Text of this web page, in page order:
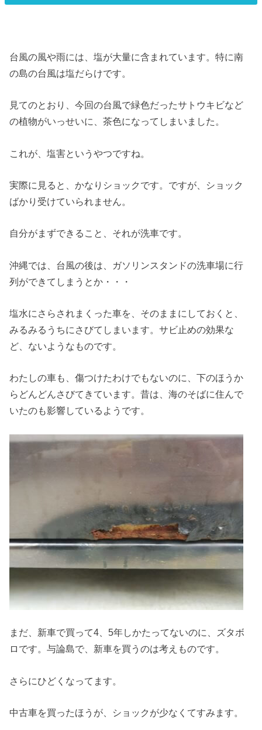
台風の風や雨には、塩が大量に含まれています。特に南
の島の台風は塩だらけです。
見てのとおり、今回の台風で緑色だったサトウキビなど
の植物がいっせいに、茶色になってしまいました。
これが、塩害というやつですね。
実際に見ると、かなりショックです。ですが、ショック
ばかり受けていられません。
自分がまずできること、それが洗車です。
沖縄では、台風の後は、ガソリンスタンドの洗車場に行
列ができてしまうとか・・・
塩水にさらされまくった車を、そのままにしておくと、
みるみるうちにさびてしまいます。サビ止めの効果な
ど、ないようなものです。
わたしの車も、傷つけたわけでもないのに、下のほうか
らどんどんさびてきています。昔は、海のそばに住んで
いたのも影響しているようです。
まだ、新車で買って4、5年しかたってないのに、ズタボ
ロです。与論島で、新車を買うのは考えものです。
さらにひどくなってます。
中古車を買ったほうが、ショックが少なくてすみます。